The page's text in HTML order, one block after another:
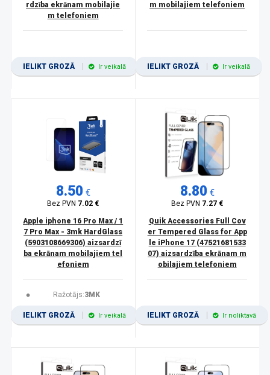
rdzība ekrānam mobilajie
m telefoniem
IELIKT GROZĀ Ir veikalā
m mobilajiem telefoniem
IELIKT GROZĀ Ir veikalā
8.50 €
Bez PVN 7.02 €
Apple iphone 16 Pro Max / 1
7 Pro Max - 3mk HardGlass
(5903108669306) aizsardzī
ba ekrānam mobilajiem tel
efoniem
Ražotājs:3MK
IELIKT GROZĀ Ir veikalā
8.80 €
Bez PVN 7.27 €
Quik Accessories Full Cov
er Tempered Glass for App
le iPhone 17 (47521681533
07) aizsardzība ekrānam m
obilajiem telefoniem
IELIKT GROZĀ Ir noliktavā